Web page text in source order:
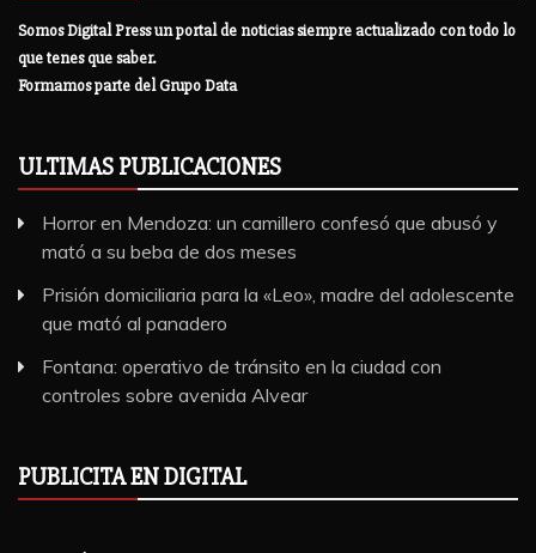
Somos Digital Press un portal de noticias siempre actualizado con todo lo
que tenes que saber.
Formamos parte del Grupo Data
ULTIMAS PUBLICACIONES
Horror en Mendoza: un camillero confesó que abusó y
mató a su beba de dos meses
Prisión domiciliaria para la «Leo», madre del adolescente
que mató al panadero
Fontana: operativo de tránsito en la ciudad con
controles sobre avenida Alvear
PUBLICITA EN DIGITAL